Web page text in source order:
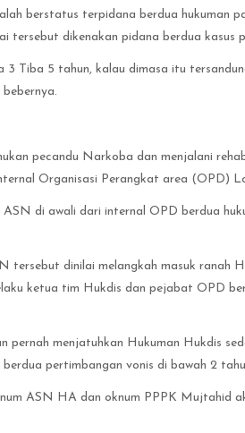
berstatus terpidana berdua hukuman
tersebut dikenakan pidana berdua kasus
Tiba 5 tahun, kalau dimasa itu
pecandu Narkoba dan menjalani
Organisasi Perangkat area (OPD)
di awali dari internal OPD berdua
tersebut dinilai melangkah masuk ranah
ketua tim Hukdis dan pejabat OPD
pernah menjatuhkan Hukuman Hukdis
pertimbangan vonis di bawah 2
ASN HA dan oknum PPPK Mujtahid